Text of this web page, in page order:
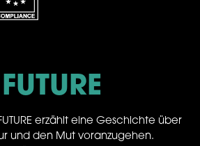
erzählt eine Geschichte über
und den Mut voranzugehen.